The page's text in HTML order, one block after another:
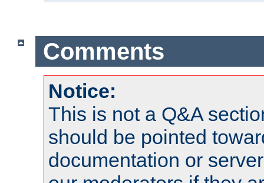
Comments
Notice:
This is not a Q&A
should be pointed
documentation or